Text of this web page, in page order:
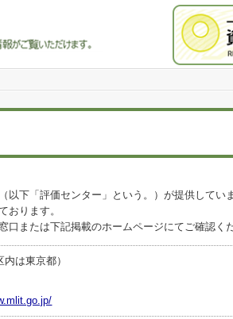
（以下「評価センター」という。）が提供して
おります。
または下記掲載のホームページにてご確認くだ
は東京都）